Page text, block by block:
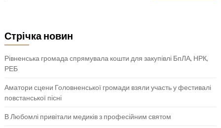
Стрічка новин
Рівненська громада спрямувала кошти для закупівлі БпЛА, НРК,
РЕБ
Аматори сцени Головненської громади взяли участь у фестивалі
повстанської пісні
В Любомлі привітали медиків з професійним святом